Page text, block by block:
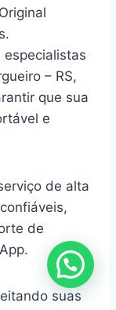
especialistas
– RS,
que sua
e
de alta
de
suas